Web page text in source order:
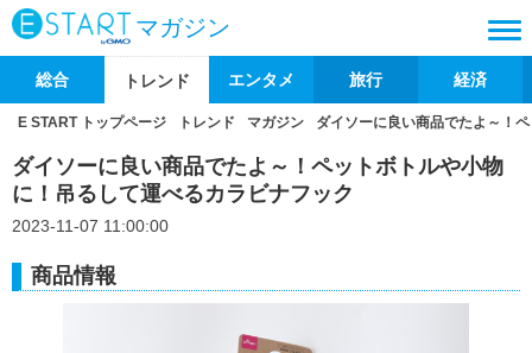
マガジン
総合 トレンド エンタメ 旅行 経済
E START トップページ トレンド マガジン ダイソーに良い商品でたよ～！
ダイソーに良い商品でたよ～！ペットボトルや小物
に！吊るして運べるカラビナフック
2023-11-07 11:00:00
商品情報